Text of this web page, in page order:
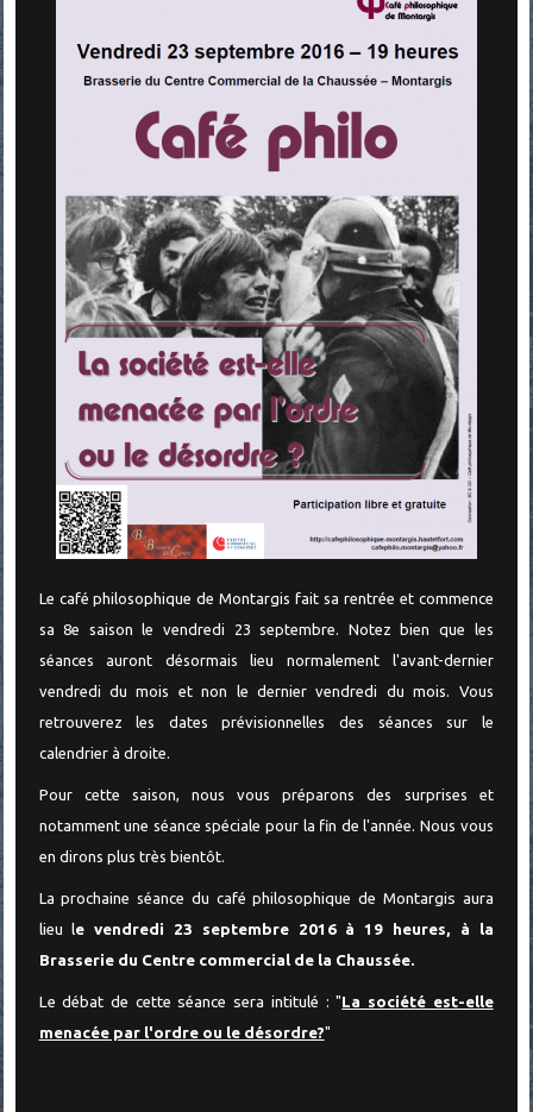
Le café philosophique de Montargis fait sa rentrée et commence
sa 8e saison le vendredi 23 septembre. Notez bien que les
séances auront désormais lieu normalement l'avant-dernier
vendredi du mois et non le dernier vendredi du mois. Vous
retrouverez les dates prévisionnelles des séances sur le
calendrier à droite.
Pour cette saison, nous vous préparons des surprises et
notamment une séance spéciale pour la fin de l'année. Nous vous
en dirons plus très bientôt.
La prochaine séance du café philosophique de Montargis aura
lieu levendredi 23 septembre 2016 à 19 heures, à la
Brasserie du Centre commercial de la Chaussée.
Le débat de cette séance sera intitulé : "La société est-elle
menacée par l'ordre ou le désordre?"